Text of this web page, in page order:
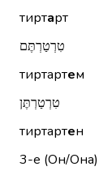
тиртарт
טִרְטַרְתֶּם
тиртартем
טִרְטַרְתֶּן
тиртартен
3-е (Он/Она)